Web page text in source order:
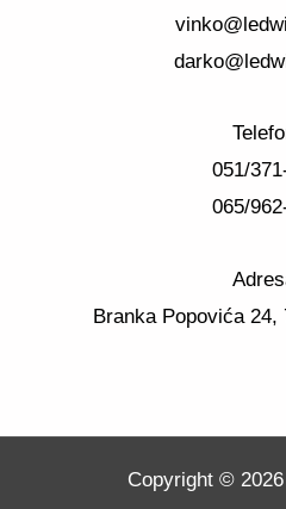
051/
065/
Branka Popovića 24,
Copyright © 2026